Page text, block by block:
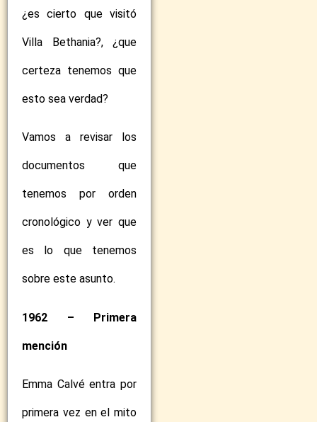
¿es cierto que visitó
Villa Bethania?, ¿que
certeza tenemos que
esto sea verdad?
Vamos a revisar los
documentos que
tenemos por orden
cronológico y ver que
es lo que tenemos
sobre este asunto.
1962 – Primera
mención
Emma Calvé entra por
primera vez en el mito